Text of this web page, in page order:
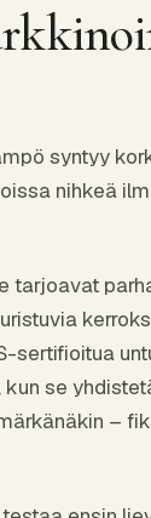
syntyy
nihkeä
tarjoavat
sertifioitua
se
–